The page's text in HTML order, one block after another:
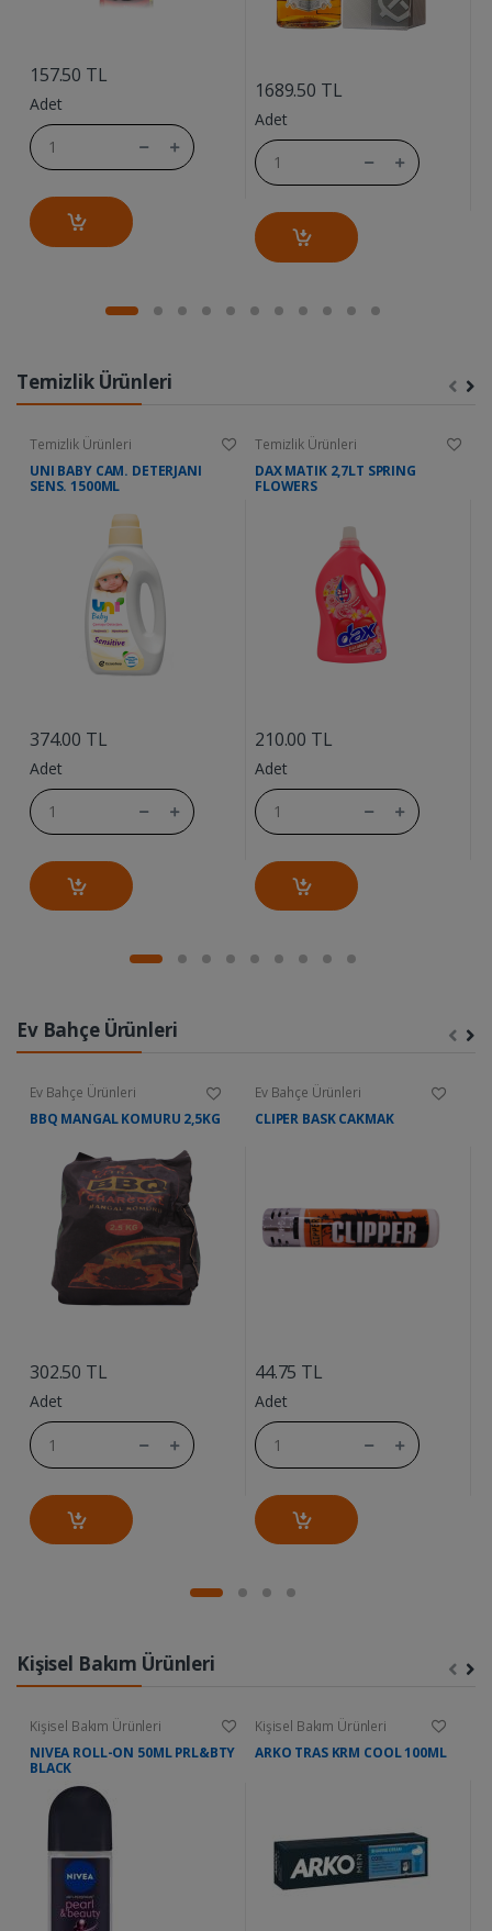
157.50 TL
Adet
1689.50 TL
Adet
Temizlik Ürünleri
Temizlik Ürünleri
UNI BABY CAM. DETERJANI
SENS. 1500ML
374.00 TL
Adet
Temizlik Ürünleri
DAX MATIK 2,7LT SPRING
FLOWERS
210.00 TL
Adet
Ev Bahçe Ürünleri
Ev Bahçe Ürünleri
BBQ MANGAL KOMURU 2,5KG
302.50 TL
Adet
Ev Bahçe Ürünleri
CLIPER BASK CAKMAK
44.75 TL
Adet
Kişisel Bakım Ürünleri
Kişisel Bakım Ürünleri
NIVEA ROLL-ON 50ML PRL&BTY
BLACK
Kişisel Bakım Ürünleri
ARKO TRAS KRM COOL 100ML